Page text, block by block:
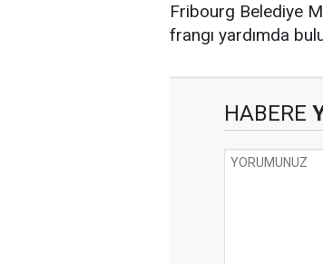
Fribourg Belediye
frangı yardımda
HABERE